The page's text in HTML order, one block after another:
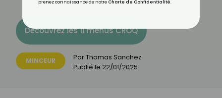
Découvrez les 11 menus CROQ
MINCEUR ParThomas Sanchez
Publié le 22/01/2025
prenez connaissance de notre Charte de Confidentialité.